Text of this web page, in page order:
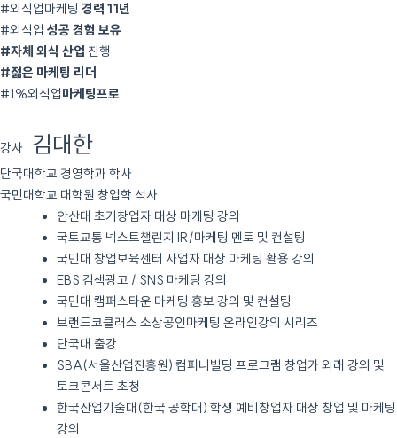
#외식업마케팅 경력 11년
#외식업 성공 경험 보유
#자체 외식 산업 진행
#젊은 마케팅 리더
#1%외식업마케팅프로
강사 김대한
단국대학교 경영학과 학사
국민대학교 대학원 창업학 석사
안산대 초기창업자 대상 마케팅 강의
국토교통 넥스트챌린지 IR/마케팅 멘토 및 컨설팅
국민대 창업보육센터 사업자 대상 마케팅 활용 강의
EBS 검색광고 / SNS 마케팅 강의
국민대 캠퍼스타운 마케팅 홍보 강의 및 컨설팅
브랜드코클래스 소상공인마케팅 온라인강의 시리즈
단국대 출강
SBA(서울산업진흥원) 컴퍼니빌딩 프로그램 창업가 외래 강의 및
토크콘서트 초청
한국산업기술대(한국 공학대) 학생 예비창업자 대상 창업 및 마케팅
강의